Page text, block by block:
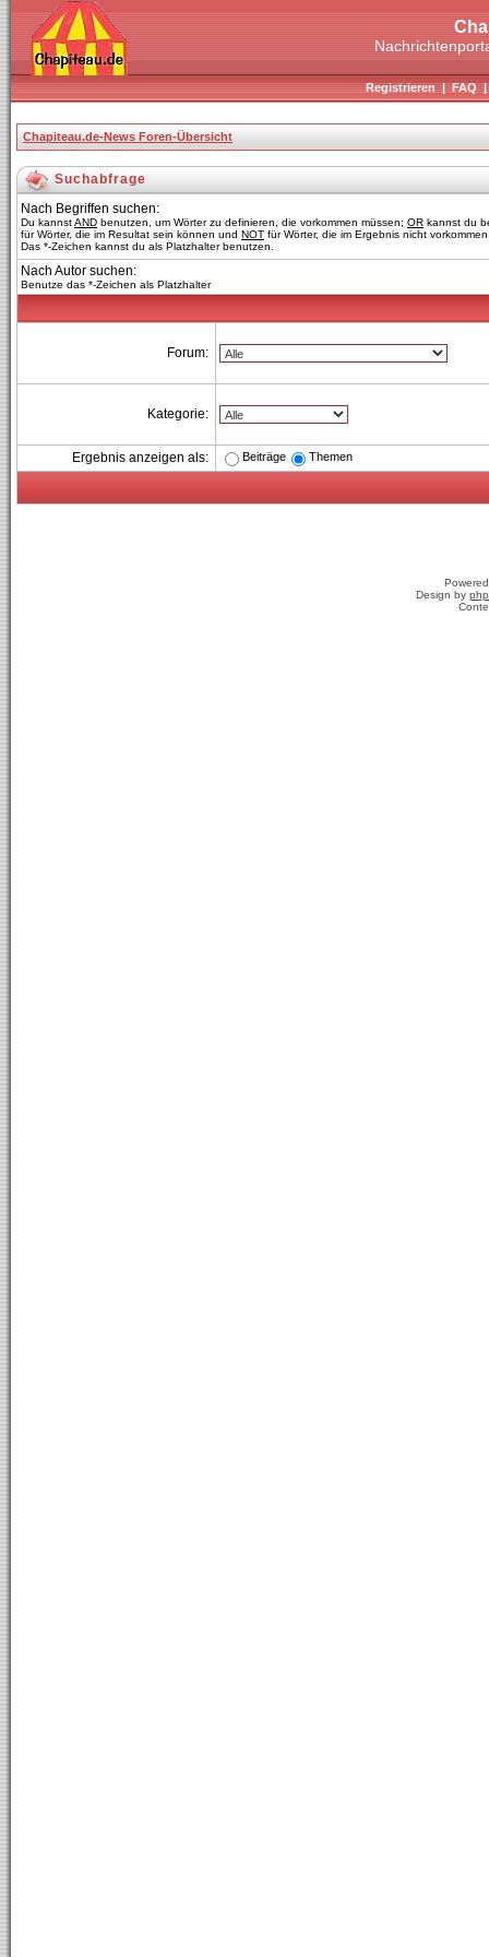
Registrieren|FAQ
Chapiteau.de-News Foren-Übersicht
Suchabfrage
Nach Begriffen suchen:
Du kannstAND benutzen, um Wörter zu definieren, die vorkommen müssen; OR kannst du
für Wörter, die im Resultat sein können und NOT für Wörter, die im Ergebnis nicht
Das *-Zeichen kannst du als Platzhalter benutzen.
Nach Autor suchen:
Benutze das *-Zeichen als Platzhalter
Forum:
Kategorie:
Ergebnis anzeigen als: Beiträge Themen
Design by